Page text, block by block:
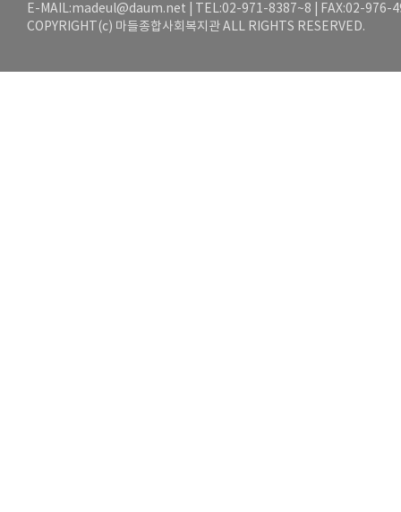
E-MAIL:madeul@daum.net | TEL:02-971-8387~8 | FAX:02-976-
COPYRIGHT(c) 마들종합사회복지관 ALL RIGHTS RESERVED.